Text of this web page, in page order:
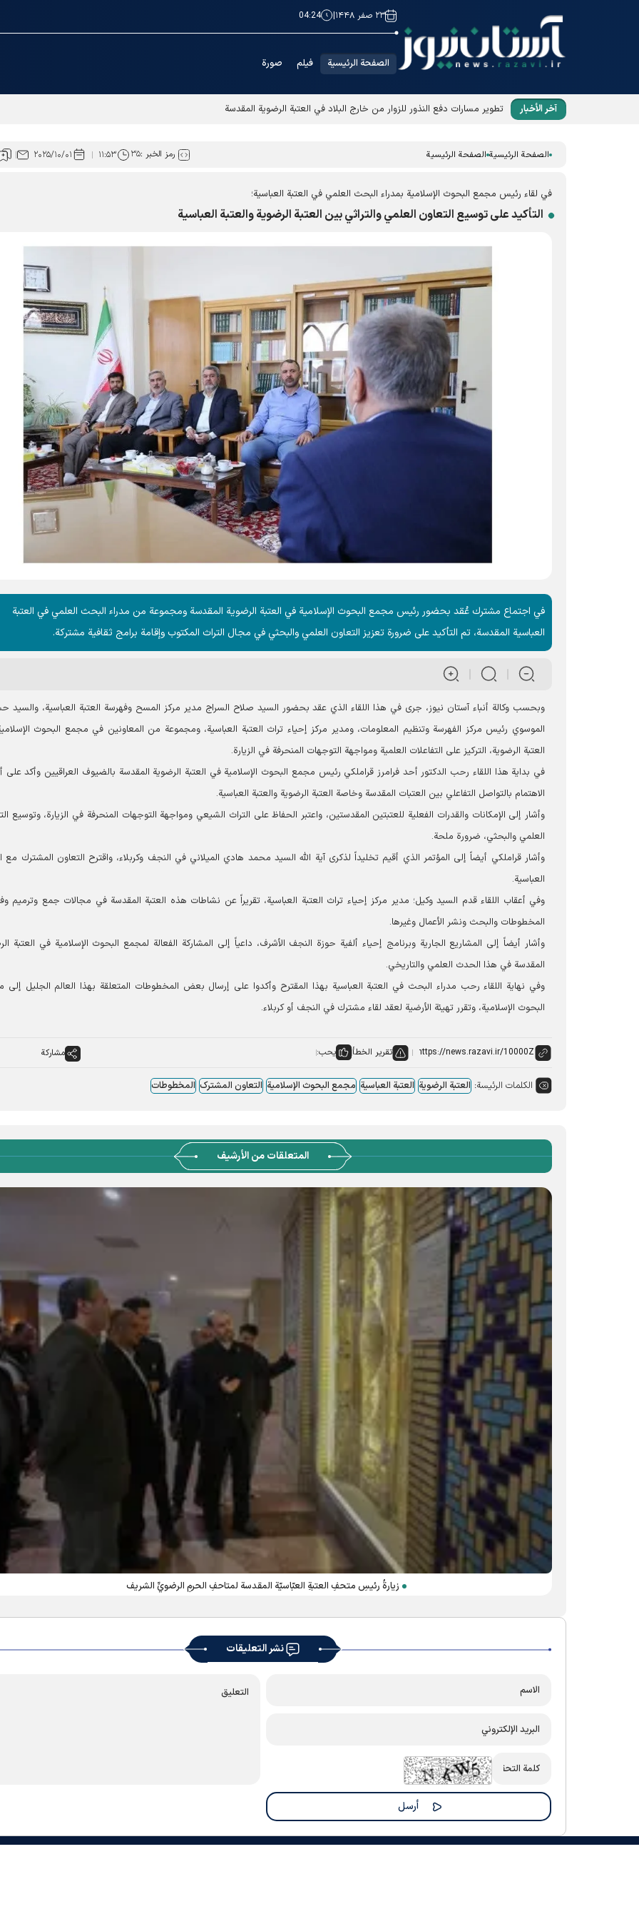
۲۳ صفر ۱۴۴۸ |
04:24
الصفحة الرئيسية فیلم صورة
آخر الأخبار تطوير مسارات دفع النذور للزوار من خارج البلاد في العتبة الرضوية المقدسة
الصفحة الرئيسية الصفحة الرئيسية رمز الخبر :۳۵ ۱۱:۵۳ ۲۰۲۵/۱۰/۰۱
في لقاء رئيس مجمع البحوث الإسلامية بمدراء البحث العلمي في العتبة العباسية؛
التأكيد على توسيع التعاون العلمي والتراثي بين العتبة الرضوية والعتبة العباسية
في اجتماع مشترك عُقد بحضور رئيس مجمع البحوث الإسلامية في العتبة الرضوية المقدسة ومجموعة من مدراء البحث العلمي في العتبة
العباسية المقدسة، تم التأكيد على ضرورة تعزيز التعاون العلمي والبحثي في مجال التراث المكتوب وإقامة برامج ثقافية مشتركة.
وبحسب وكالة أنباء آستان نيوز، جرى في هذا اللقاء الذي عقد بحضور السید صلاح السراج مدير مركز المسح وفهرسة العتبة العباسية، والسيد
الموسوي رئيس مركز الفهرسة وتنظيم المعلومات، ومدير مركز إحياء تراث العتبة العباسية، ومجموعة من المعاونین في مجمع البحوث
العتبة الرضویة، التركيز على التفاعلات العلمية ومواجهة التوجهات المنحرفة في الزیارة.
في بداية هذا اللقاء رحب الدكتور أحد فرامرز قراملكي رئيس مجمع البحوث الإسلامية في العتبة الرضوية المقدسة بالضيوف العراقيين وأكد على
الاهتمام بالتواصل التفاعلي بين العتبات المقدسة وخاصة العتبة الرضوية والعتبة العباسية.
وأشار إلى الإمكانات والقدرات الفعلية للعتبتین المقدستین، واعتبر الحفاظ على التراث الشيعي ومواجهة التوجهات المنحرفة في الزیارة، وتوسيع
العلمي والبحثي، ضرورة ملحة.
وأشار قراملكي أيضاً إلى المؤتمر الذي أقيم تخليداً لذكرى آية الله السيد محمد هادي الميلاني في النجف وكربلاء، واقترح التعاون المشترك مع
العباسية.
وفي أعقاب اللقاء قدم السید وکیل؛ مدير مركز إحياء تراث العتبة العباسية، تقريراً عن نشاطات هذه العتبة المقدسة في مجالات جمع وترميم
المخطوطات والبحث ونشر الأعمال وغيرها.
وأشار أيضاً إلى المشاريع الجارية وبرنامج إحياء ألفية حوزة النجف الأشرف، داعياً إلى المشاركة الفعالة لمجمع البحوث الإسلامية في العتبة
المقدسة في هذا الحدث العلمي والتاريخي.
وفي نهایة اللقاء رحب مدراء البحث في العتبة العباسیة بهذا المقترح وأكدوا على إرسال بعض المخطوطات المتعلقة بهذا العالم الجليل
البحوث الإسلامية، وتقرر تهيئة الأرضية لعقد لقاء مشترك في النجف أو كربلاء.
تقرير الخطأ يحب: مشاركة
الكلمات الرئيسة: العتبة الرضویة العتبة العباسیة مجمع البحوث الإسلامیة التعاون المشترک المخطوطات
المتعلقات من الأرشيف
زيارةُ رئيسِ متحفِ العتبةِ العبّاسيّة المقدسة لمتاحفِ الحرمِ الرضويِّ الشريف
نشر التعليقات